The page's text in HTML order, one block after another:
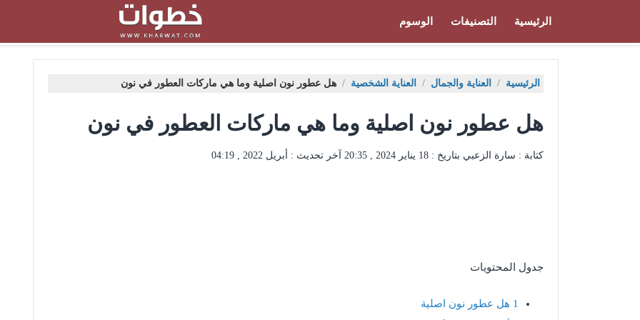
الرئيسية التصنيفات الوسوم
الرئيسية / العناية والجمال / العناية الشخصية / هل عطور نون اصلية وما هي ماركات العطور في نون
هل عطور نون اصلية وما هي ماركات العطور في نون
كتابة : سارة الزعبي بتاريخ : 18 يناير 2024 , 20:35 آخر تحديث : أبريل 2022 , 04:19
جدول المحتويات
1 هل عطور نون اصلية